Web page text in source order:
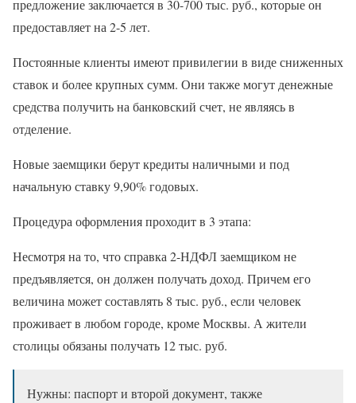
предложение заключается в 30-700 тыс. руб., которые он
предоставляет на 2-5 лет.
Постоянные клиенты имеют привилегии в виде сниженных
ставок и более крупных сумм. Они также могут денежные
средства получить на банковский счет, не являясь в
отделение.
Новые заемщики берут кредиты наличными и под
начальную ставку 9,90% годовых.
Процедура оформления проходит в 3 этапа:
Несмотря на то, что справка 2-НДФЛ заемщиком не
предъявляется, он должен получать доход. Причем его
величина может составлять 8 тыс. руб., если человек
проживает в любом городе, кроме Москвы. А жители
столицы обязаны получать 12 тыс. руб.
Нужны: паспорт и второй документ, также